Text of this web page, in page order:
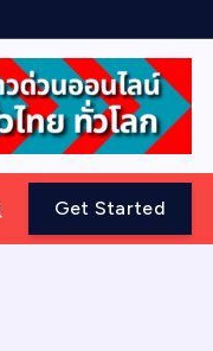
Get Started